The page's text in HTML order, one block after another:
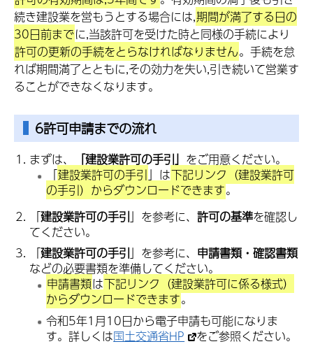
続き建設業を営もうとする場合には,期間が満了する日の
30日前までに,当該許可を受けた時と同様の手続により
許可の更新の手続をとらなければなりません。手続を怠
れば期間満了とともに,その効力を失い,引き続いて営業す
ることができなくなります。
6許可申請までの流れ
まずは、 「建設業許可の手引」 をご用意ください。
「建設業許可の手引 」は下記リンク（建設業許可
の手引）からダウンロードできます。
「建設業許可の手引」を参考に、 許可の基準を確認し
てください。
「建設業許可の手引」を参考に、 申請書類・確認書類
などの必要書類を準備してください。
申請書類は下記リンク（建設業許可に係る様式）
からダウンロードできます。
令和5年1月10日から電子申請も可能になりま
す。詳しくは国土交通省HP
をご参照ください。